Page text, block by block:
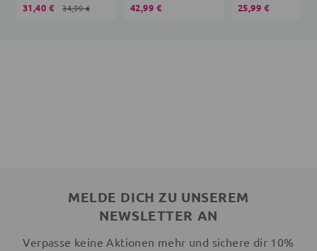
31,40 € 34,99 € 42,99 € 25,99 €
MELDE DICH ZU UNSEREM
NEWSLETTER AN
Verpasse keine Aktionen mehr und sichere dir 10%